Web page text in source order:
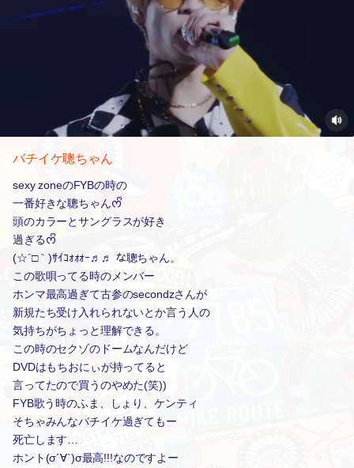
バチイケ聰ちゃん
sexy zoneのFYBの時の
一番好きな聰ちゃんᰔᩚ
頭のカラーとサングラスが好き
過ぎるᰔᩚ
(☆´□｀)ｻｲｺｫｫｫｰ♬♬ な聰ちゃん。
この歌唄ってる時のメンバー
ホンマ最高過ぎて古参のsecondzさんが
新規たち受け入れられないとか言う人の
気持ちがちょっと理解できる。
この時のセクゾのドームなんだけど
DVDはもちおにぃが持ってると
言ってたので買うのやめた(笑))
FYB歌う時のふま、しょり、ケンティ
そちゃみんなバチイケ過ぎてもー
死亡します…
ホント(σ´∀`)σ最高!!!なのですよー